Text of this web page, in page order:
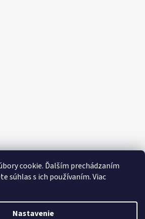
cookie. Ďalším prechádzaním
súhlas s ich používaním. Viac
Nastavenie
Vytvoril Shoptet